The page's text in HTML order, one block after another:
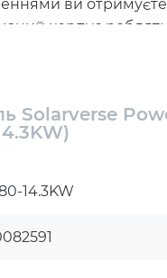
ви отримуєте
корпус
електрику –
У таких
багато років
турбот,
Solarverse
14.3KW